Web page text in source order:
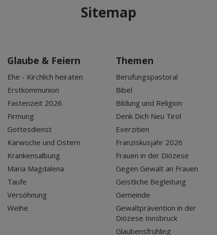
Sitemap
Glaube & Feiern
Ehe - Kirchlich heiraten
Erstkommunion
Fastenzeit 2026
Firmung
Gottesdienst
Karwoche und Ostern
Krankensalbung
Maria Magdalena
Taufe
Versöhnung
Weihe
Themen
Berufungspastoral
Bibel
Bildung und Religion
Denk Dich Neu Tirol
Exerzitien
Franziskusjahr 2026
Frauen in der Diözese
Gegen Gewalt an Frauen
Geistliche Begleitung
Gemeinde
Gewaltprävention in der
Diözese Innsbruck
Glaubensfrühling